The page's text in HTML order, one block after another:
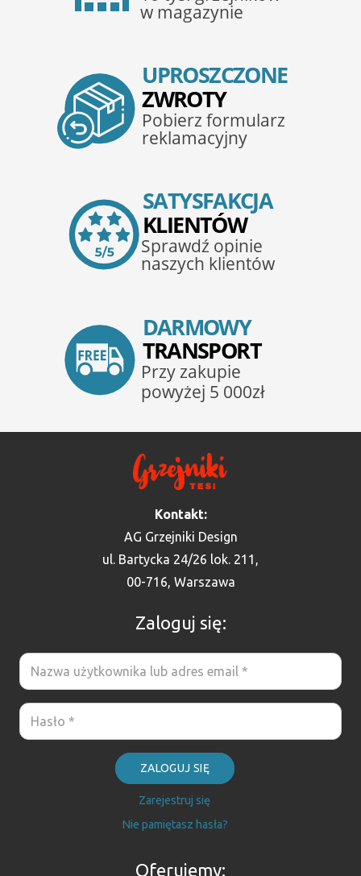
Kontakt:
AG Grzejniki Design
ul. Bartycka 24/26 lok. 211,
00-716, Warszawa
Zaloguj się:
ZALOGUJ SIĘ
Zarejestruj się
Nie pamiętasz hasła?
Oferujemy: